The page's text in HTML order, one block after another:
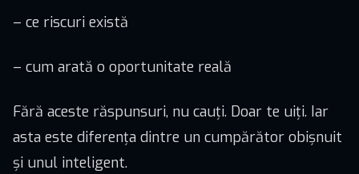
– ce riscuri există
– cum arată o oportunitate reală
Fără aceste răspunsuri, nu cauți. Doar te uiți. Iar
asta este diferența dintre un cumpărător obișnuit
și unul inteligent.